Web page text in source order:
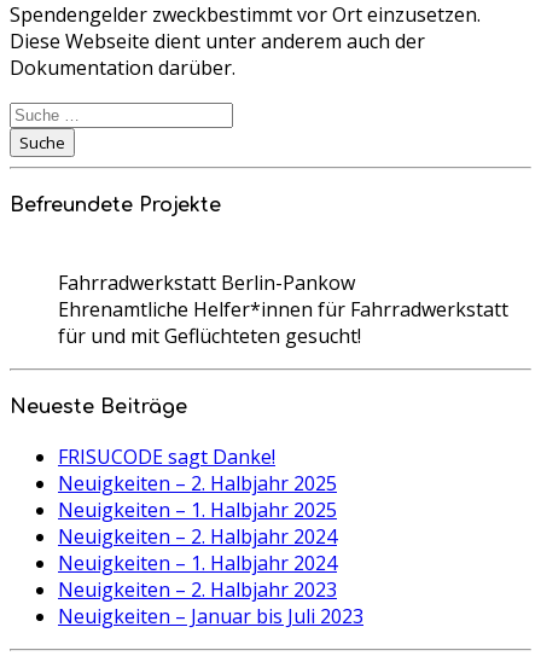
Spendengelder zweckbestimmt vor Ort einzusetzen.
Diese Webseite dient unter anderem auch der
Dokumentation darüber.
Suche
nach:
Suche
Befreundete Projekte
Fahrradwerkstatt Berlin-Pankow
Ehrenamtliche Helfer*innen für Fahrradwerkstatt
für und mit Geflüchteten gesucht!
Neueste Beiträge
FRISUCODE sagt Danke!
Neuigkeiten – 2. Halbjahr 2025
Neuigkeiten – 1. Halbjahr 2025
Neuigkeiten – 2. Halbjahr 2024
Neuigkeiten – 1. Halbjahr 2024
Neuigkeiten – 2. Halbjahr 2023
Neuigkeiten – Januar bis Juli 2023